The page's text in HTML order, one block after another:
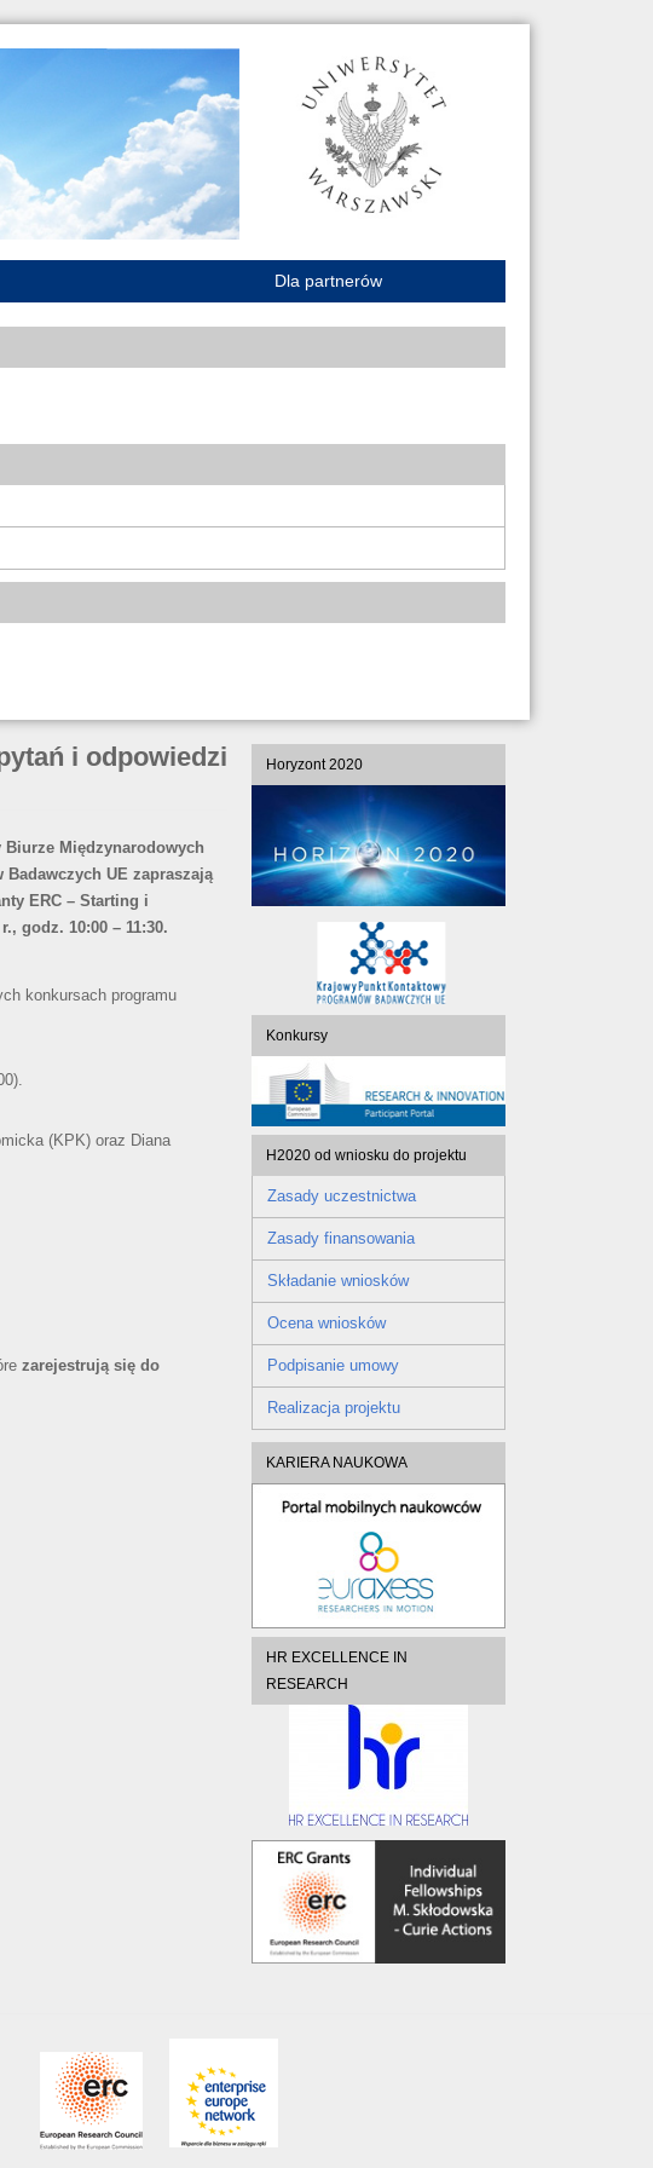
Dla partnerów
i odpowiedzi
Międzynarodowych
UE zapraszają
ERC – Starting i
godz. 10:00 – 11:30.
konkursach programu
(KPK) oraz Diana
zarejestrują się do
Horyzont 2020
Konkursy
H2020 od wniosku do projektu
Zasady uczestnictwa
Zasady finansowania
Składanie wniosków
Ocena wniosków
Podpisanie umowy
Realizacja projektu
KARIERA NAUKOWA
HR EXCELLENCE IN
RESEARCH